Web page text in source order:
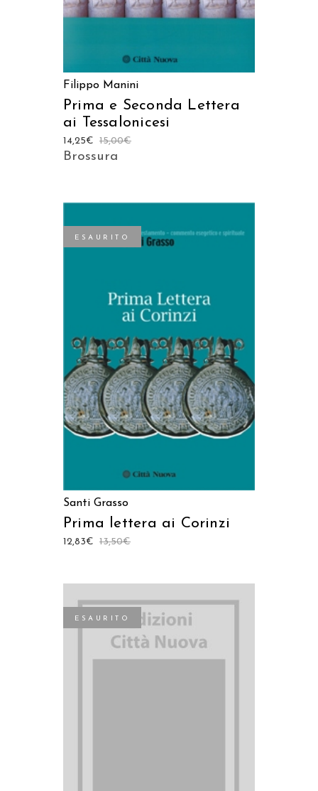
Filippo Manini
Prima e Seconda Lettera
ai Tessalonicesi
15,00€
14,25€
Brossura
ESAURITO
LEGGI TUTTO
Santi Grasso
Prima lettera ai Corinzi
13,50€
12,83€
ESAURITO